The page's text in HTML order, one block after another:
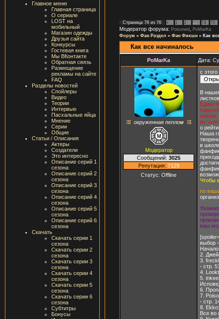
Главное меню
Главная страница
О сериале
LOST на
мобильный
Магазин одежды
Друзья сайта
Конкурсы
Гостевая книга
Мы ВКонтакте
Обратная связь
Размещение
рекламы на сайте
FAQ
Разделы новостей
Спойлеры
Видео
Теории
Интервью
Пасхальные яйца
Мнение
Серии
Общие
Статьи / Описания
Актеры
Создатели
Это интересно
Описание серий 1
сезона
Описание серий 2
сезона
Описание серий 3
сезона
Описание серий 4
сезона
Описание серий 5
сезона
Описание серий 6
сезона
Скачать
Скачать серии 1
сезона
Скачать серии 2
сезона
Скачать серии 3
сезона
Скачать серии 4
сезона
Скачать серии 5
сезона
Скачать серии 6
сезона
Субтитры
Бонусы
Страница 76 из 76 « 1 2 74 75
Модератор форума: Poisoned
PoMarKa
Форум » Фан Раздел » Фан Фикшн » Как
Как все начиналось
PoMarKa Дата:
окруженная пеплом
Модератор
Сообщений: 3025
Репутация: 7129
Статус: Offline
с
В
их
о
Наша
в
Чтобы
по
ваш
выбор
2.
3.
- стр.
4.
5.
6.
7.
- стр.
8.
Все во